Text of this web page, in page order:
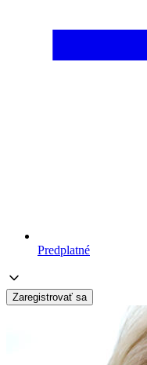
Predplatné
Zaregistrovať sa